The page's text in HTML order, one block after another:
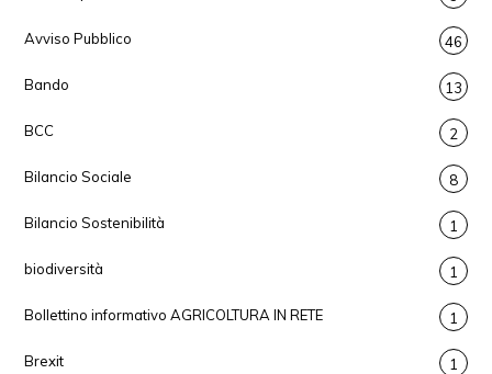
Avviso Pubblico 46
Bando 13
BCC 2
Bilancio Sociale 8
Bilancio Sostenibilità 1
biodiversità 1
Bollettino informativo AGRICOLTURA IN RETE 1
Brexit 1